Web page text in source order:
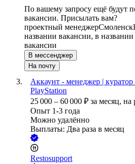
По вашему запросу ещё будут
вакансии. Присылать вам?
проектный менеджерСмоленск
названии вакансии, в
вакансии
В мессенджер
На почту
Аккаунт - менеджер |
PlayStation
25 000 – 60 000 ₽ за месяц, на
Опыт 1-3 года
Можно удалённо
Выплаты: Два раза в месяц
Restosupport